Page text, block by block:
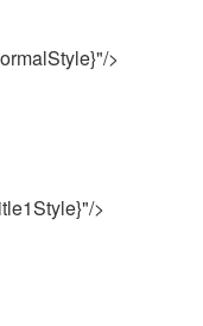
>
>